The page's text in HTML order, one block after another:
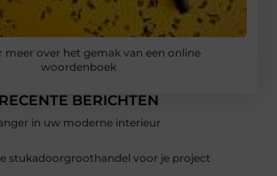
meer over het gemak van een online
woordenboek
RECENTE BERICHTEN
in uw moderne interieur
stukadoorgroothandel voor je project